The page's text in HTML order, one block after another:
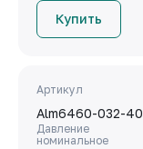
Купить
Артикул
Alm6460-032-40
Давление
номинальное